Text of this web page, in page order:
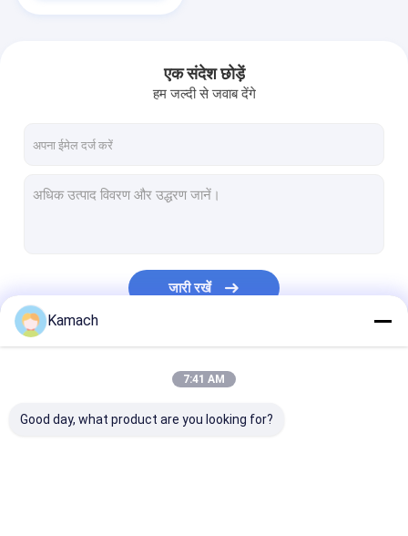
फैक्टरी यात्रा
गुणवत्ता नियंत्रण
Blog
एक संदेश छोड़ें
हम जल्दी से जवाब देंगे
जारी रखें
Kamach
7:41 AM
Good day, what product are you looking for?